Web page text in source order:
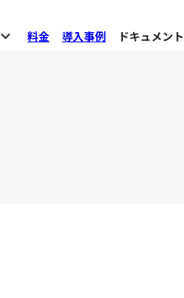
expand_more 料金 導入事例 ドキュメント